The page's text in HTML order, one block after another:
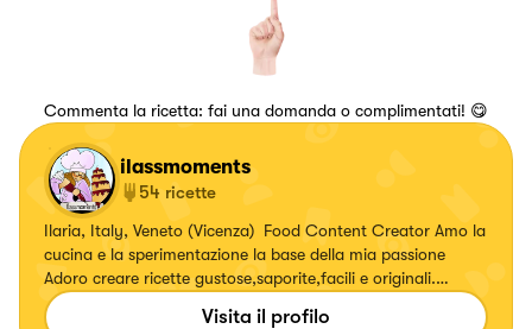
Commenta la ricetta: fai una domanda o complimentati! 😋
ilassmoments
54 ricette
Ilaria, Italy, Veneto (Vicenza) Food Content Creator Amo la
cucina e la sperimentazione la base della mia passione
Adoro creare ricette gustose,saporite,facili e originali.
Seguimi anche su Instagram @ilassmoments
Visita il profilo